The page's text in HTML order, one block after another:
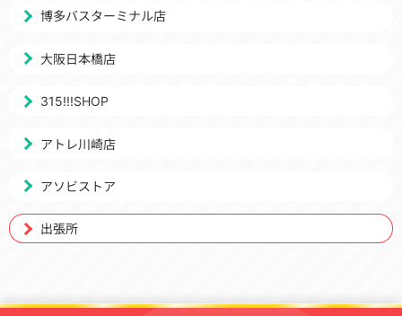
博多バスターミナル店
大阪日本橋店
315!!!SHOP
アトレ川崎店
アソビストア
出張所